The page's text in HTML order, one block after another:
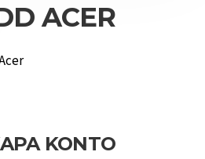
ACER
KONTO